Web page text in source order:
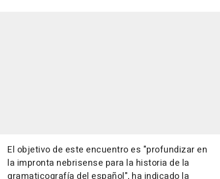
El objetivo de este encuentro es "profundizar en
la impronta nebrisense para la historia de la
gramaticografía del español", ha indicado la